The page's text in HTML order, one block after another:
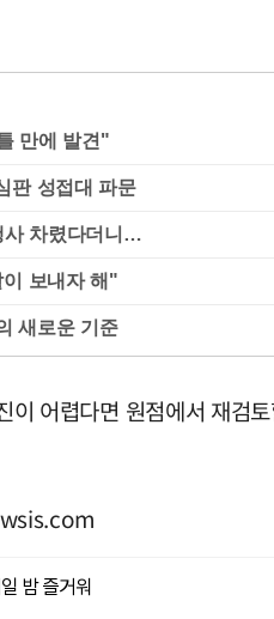
만에 발견"
판 성접대 파문
사 차렸다더니…
보내자 해"
이 어렵다면 원점에서 재검